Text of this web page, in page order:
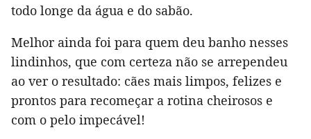
todo longe da água e do sabão.
Melhor ainda foi para quem deu banho nesses
lindinhos, que com certeza não se arrependeu
ao ver o resultado: cães mais limpos, felizes e
prontos para recomeçar a rotina cheirosos e
com o pelo impecável!